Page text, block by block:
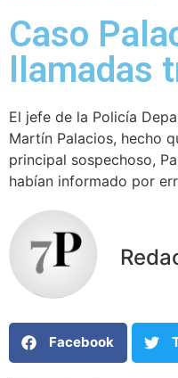
Caso
llamadas
El jefe de la Policía
Martín Palacios, hecho
principal sospechoso,
habían informado por
Facebook